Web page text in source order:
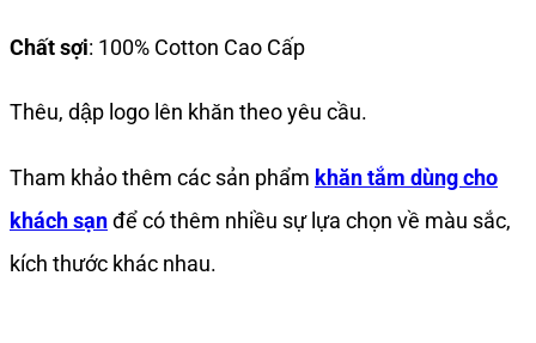
Chất sợi: 100% Cotton Cao Cấp
Thêu, dập logo lên khăn theo yêu cầu.
Tham khảo thêm các sản phẩm khăn tắm dùng cho
khách sạnđể có thêm nhiều sự lựa chọn về màu sắc,
kích thước khác nhau.